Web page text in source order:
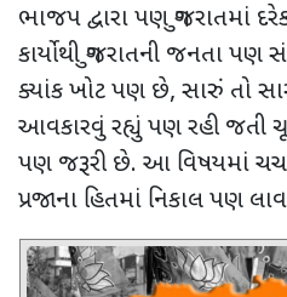
ભાજપ દ્વારા પણ ગુજરાતમાં
કાર્યોથી ગુજરાતની જનતા
ક્યાંક ખોટ પણ છે, સારું તો
આવકારવું રહ્યું પણ રહી જતી
પણ જરૂરી છે. આ વિષયમાં
પ્રજાના હિતમાં નિકાલ પણ